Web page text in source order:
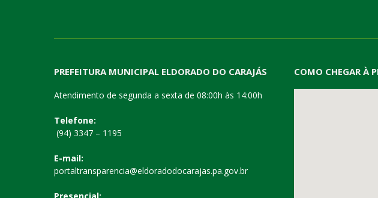
PREFEITURA MUNICIPAL ELDORADO DO CARAJÁS
Atendimento de segunda a sexta de 08:00h às 14:00h
Telefone:
(94) 3347 – 1195
E-mail:
portaltransparencia@eldoradodocarajas.pa.gov.br
COMO CHEGAR À